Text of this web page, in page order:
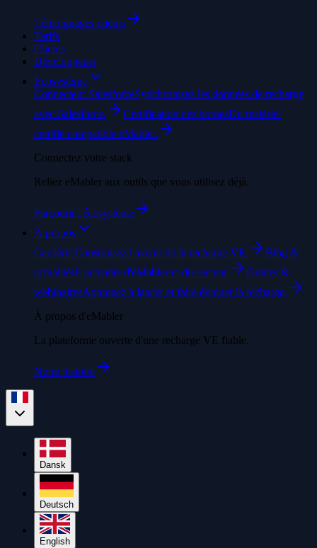
Témoignages clients
Tarifs
Clients
Développeurs
Écosystème
Connecteur SalesforceSynchronisez les données de recharge
avec Salesforce.
Certification des bornesDu matériel
certifié compatible eMabler.
Connectez votre stack
Reliez eMabler aux outils que vous utilisez déjà.
Parcourir l'écosystème
À propos
CarrièresConstruisez l'avenir de la recharge VE.
Blog &
actualitésL'actualité d'eMabler et du secteur.
Guides &
webinairesApprenez à lancer et faire évoluer la recharge.
À propos d'eMabler
La plateforme ouverte d'une recharge VE fiable.
Notre histoire
Dansk
Deutsch
English